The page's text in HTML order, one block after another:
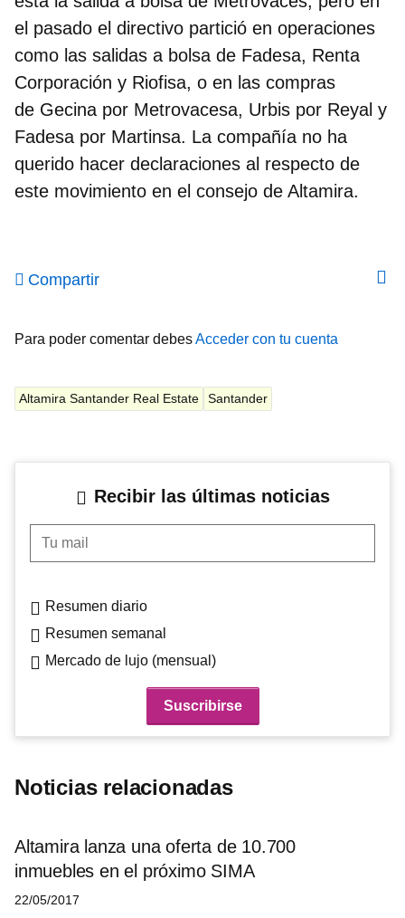
el pasado el directivo partició en operaciones
como las salidas a bolsa de Fadesa, Renta
Corporación y Riofisa, o en las compras
de Gecina por Metrovacesa, Urbis por Reyal y
Fadesa por Martinsa. La compañía no ha
querido hacer declaraciones al respecto de
este movimiento en el consejo de Altamira.
Compartir
Para poder comentar debesAcceder con tu cuenta
Altamira Santander Real Estate Santander
Recibir las últimas noticias
Tu mail
Resumen diario
Resumen semanal
Mercado de lujo (mensual)
Noticias relacionadas
Altamira lanza una oferta de 10.700
inmuebles en el próximo SIMA
22/05/2017